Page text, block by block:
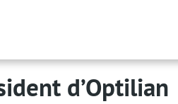
d’Optilian